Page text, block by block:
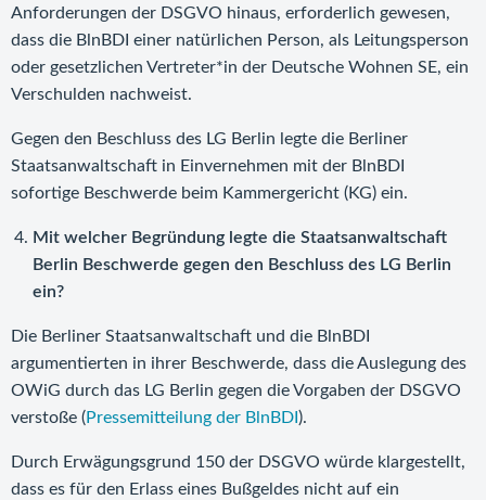
Anforderungen der DSGVO hinaus, erforderlich gewesen,
dass die BlnBDI einer natürlichen Person, als Leitungsperson
oder gesetzlichen Vertreter*in der Deutsche Wohnen SE, ein
Verschulden nachweist.
Gegen den Beschluss des LG Berlin legte die Berliner
Staatsanwaltschaft in Einvernehmen mit der BlnBDI
sofortige Beschwerde beim Kammergericht (KG) ein.
Mit welcher Begründung legte die Staatsanwaltschaft
Berlin Beschwerde gegen den Beschluss des LG Berlin
ein?
Die Berliner Staatsanwaltschaft und die BlnBDI
argumentierten in ihrer Beschwerde, dass die Auslegung des
OWiG durch das LG Berlin gegen die Vorgaben der DSGVO
verstoße (Pressemitteilung der BlnBDI ).
Durch Erwägungsgrund 150 der DSGVO würde klargestellt,
dass es für den Erlass eines Bußgeldes nicht auf ein